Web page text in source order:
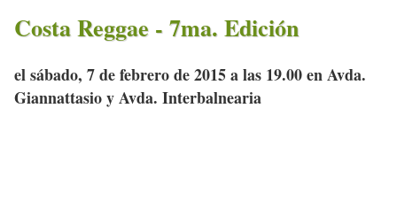
Costa Reggae - 7ma. Edición
el sábado, 7 de febrero de 2015 a las 19.00 en Avda.
Giannattasio y Avda. Interbalnearia